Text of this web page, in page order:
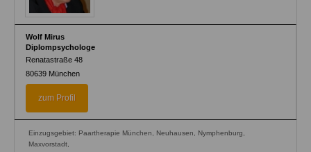
Wolf Mirus
Diplompsychologe
Renatastraße 48
80639 München
zum Profil
Einzugsgebiet: Paartherapie München, Neuhausen, Nymphenburg,
Maxvorstadt,